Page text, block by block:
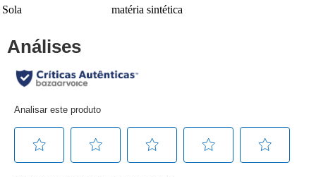
Sola matéria sintética